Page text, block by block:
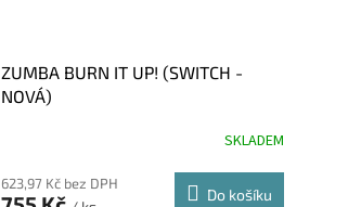
ZUMBA BURN IT UP! (SWITCH -
NOVÁ)
SKLADEM
623,97 Kč bez DPH
Do košíku